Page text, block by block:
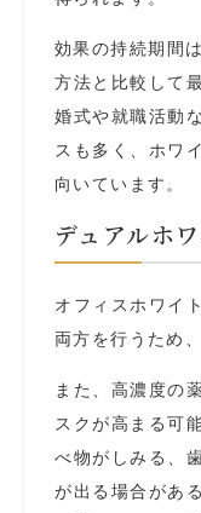
効果の持続期間
方法と比較して
婚式や就職活動
スも多く、ホワ
向いています。
デュアルホ
オフィスホワイ
両方を行うため
また、高濃度の
スクが高まる可
べ物がしみる、
が出る場合があ